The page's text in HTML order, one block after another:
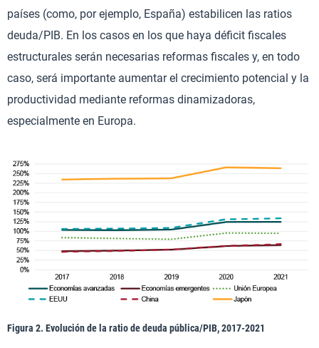
países (como, por ejemplo, España) estabilicen las ratios
deuda/PIB. En los casos en los que haya déficit fiscales
estructurales serán necesarias reformas fiscales y, en todo
caso, será importante aumentar el crecimiento potencial y la
productividad mediante reformas dinamizadoras,
especialmente en Europa.
Figura 2. Evolución de la ratio de deuda pública/PIB, 2017-2021